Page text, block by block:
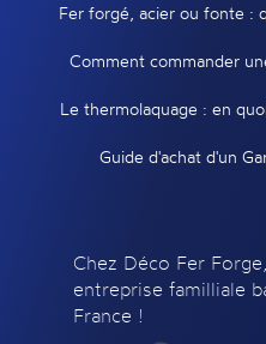
Fer forgé, acier ou fonte :
Comment commander
Le thermolaquage : en
Guide d'achat d'un
Chez Déco Fer
entreprise familliale
France !